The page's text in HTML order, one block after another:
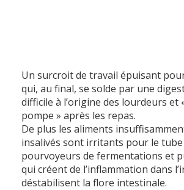
Un surcroit de travail épuisant
qui, au final, se solde par une
difficile à l’origine des lourdeurs et
pompe » après les repas.
De plus les aliments
insalivés sont irritants pour le
pourvoyeurs de fermentations et
qui créent de l’inflammation dans
déstabilisent la flore intestinale.